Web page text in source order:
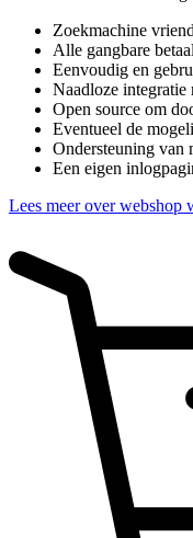
Zoekmachine
Alle gangbare
Eenvoudig en
Naadloze
Open source om
Eventueel de
Ondersteuning van
Een eigen
Lees meer over webshop